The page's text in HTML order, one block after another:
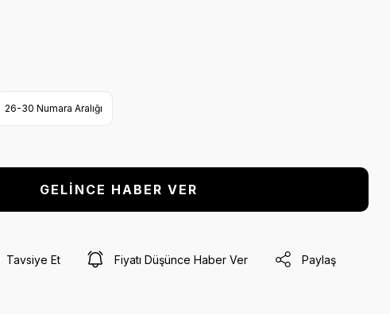
26-30 Numara Aralığı
GELİNCE HABER VER
Tavsiye Et Fiyatı Düşünce Haber Ver Paylaş